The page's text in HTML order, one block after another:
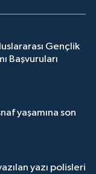
Gençlik
Başvuruları
yaşamına son
yazı polisleri